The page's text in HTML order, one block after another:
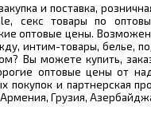
и поставка,
секс товары по
оптовые цены.
интим-товары, белье,
Вы можете купить,
оптовые цены от
и партнерская
Армения, Грузия,